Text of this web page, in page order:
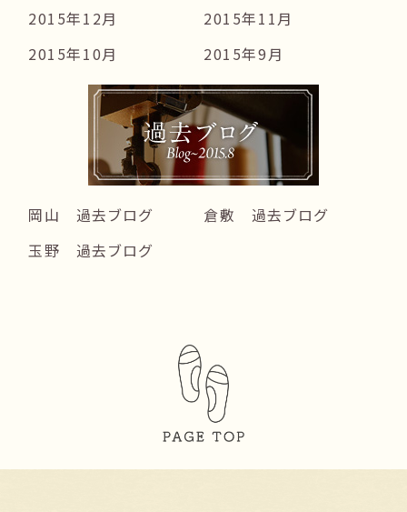
2015年12月
2015年11月
2015年10月
2015年9月
岡山 過去ブログ
倉敷 過去ブログ
玉野 過去ブログ